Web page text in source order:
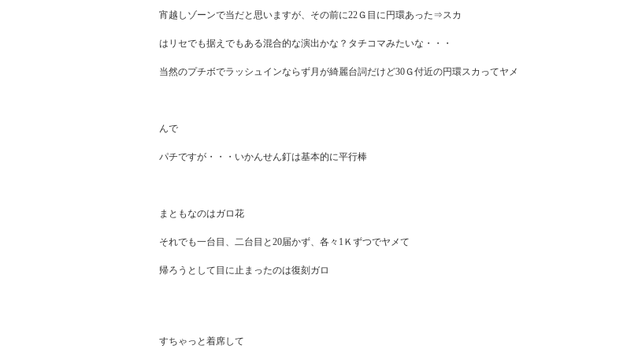
宵越しゾーンで当だと思いますが、その前に22Ｇ目に円環あった⇒スカ
はリセでも据えでもある混合的な演出かな？タチコマみたいな・・・
当然のプチボでラッシュインならず月が綺麗台詞だけど30Ｇ付近の円環スカってヤメ
んで
パチですが・・・いかんせん釘は基本的に平行棒
まともなのはガロ花
それでも一台目、二台目と20届かず、各々1Ｋずつでヤメて
帰ろうとして目に止まったのは復刻ガロ
すちゃっと着席して